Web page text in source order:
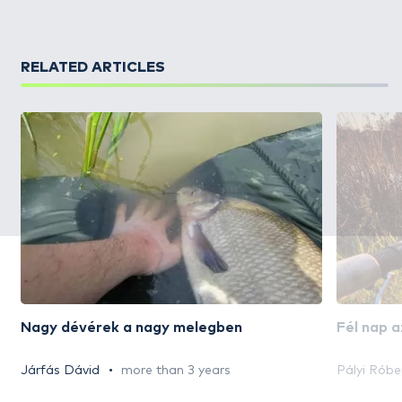
RELATED ARTICLES
Nagy dévérek a nagy melegben
Járfás Dávid more than 3 years
Fél nap
Pályi